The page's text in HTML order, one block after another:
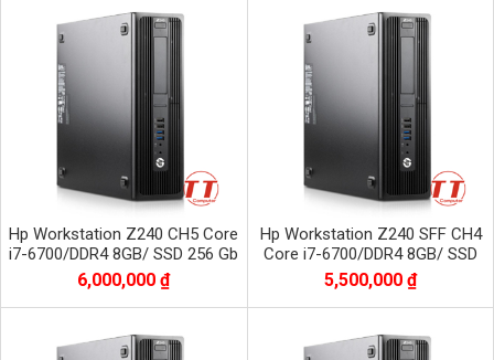
Hp Workstation Z240 CH5 Core
i7-6700/DDR4 8GB/ SSD 256 Gb
nvme+ HDD 1T VGA K620
6,000,000 ₫
Hp Workstation Z240 SFF CH4
Core i7-6700/DDR4 8GB/ SSD
256 Gb nvme VGA K620
5,500,000 ₫